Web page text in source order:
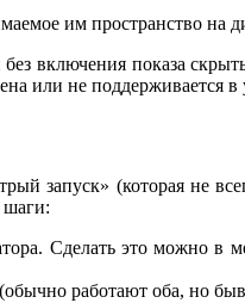
им пространство на
включения показа
или не поддерживается в
запуск» (которая не
шаги:
Сделать это можно
работают оба, но